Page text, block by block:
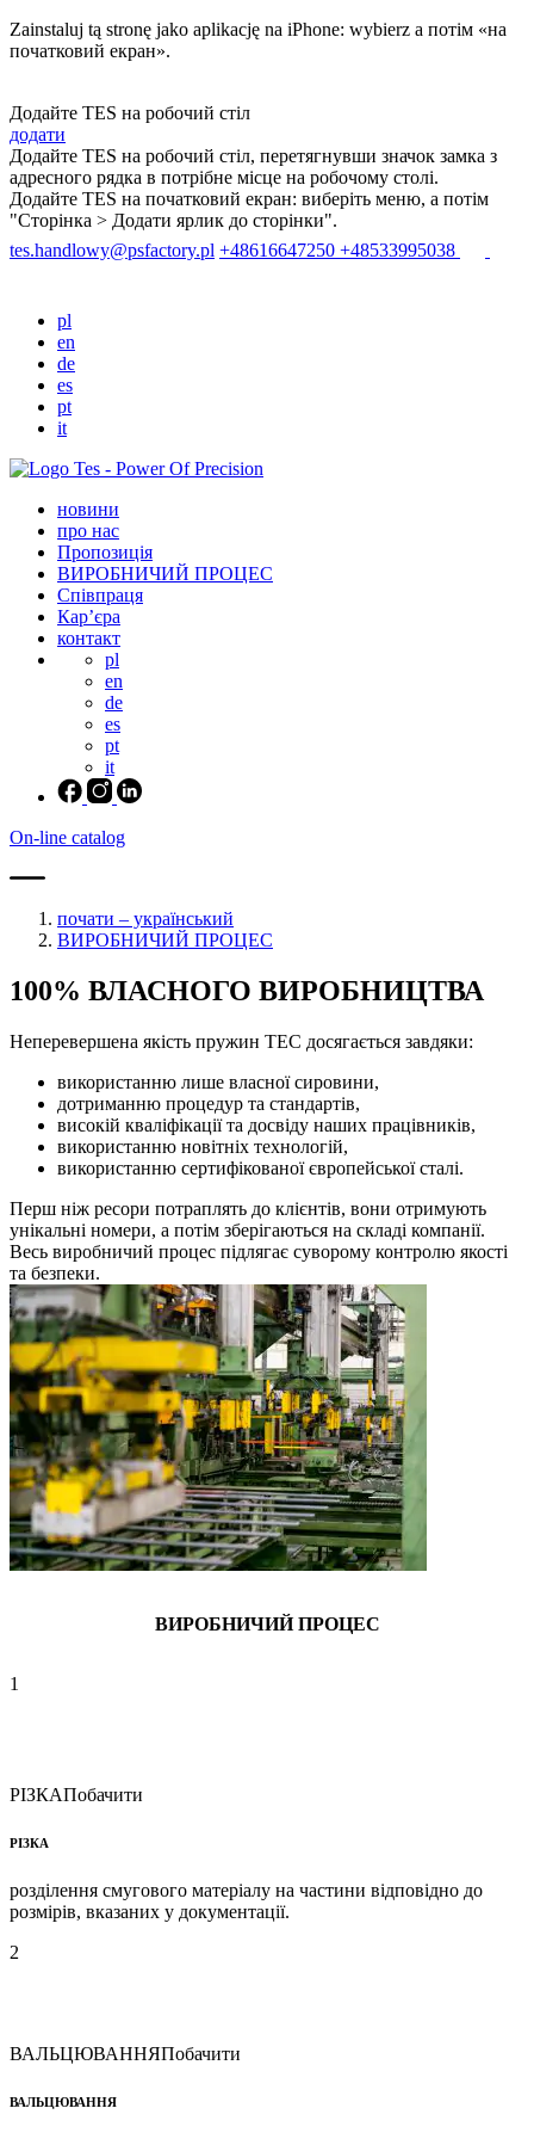
Zainstaluj tą stronę jako aplikację na iPhone: wybierz a потім «на
початковий екран».
Додайте TES на робочий стіл
додати
Додайте ТЕS на робочий стіл, перетягнувши значок замка з
адресного рядка в потрібне місце на робочому столі.
Додайте TES на початковий екран: виберіть меню, а потім
"Сторінка > Додати ярлик до сторінки".
tes.handlowy@psfactory.pl +48616647250 +48533995038
pl
en
de
es
pt
it
новини
про нас
Пропозиція
ВИРОБНИЧИЙ ПРОЦЕС
Співпраця
Кар’єра
контакт
pl
en
de
es
pt
it
On-line catalog
почати – український
ВИРОБНИЧИЙ ПРОЦЕС
100% ВЛАСНОГО ВИРОБНИЦТВА
Неперевершена якість пружин ТЕС досягається завдяки:
використанню лише власної сировини,
дотриманню процедур та стандартів,
високій кваліфікації та досвіду наших працівників,
використанню новітніх технологій,
використанню сертифікованої європейської сталі.
Перш ніж ресори потраплять до клієнтів, вони отримують
унікальні номери, а потім зберігаються на складі компанії.
Весь виробничий процес підлягає суворому контролю якості
та безпеки.
ВИРОБНИЧИЙ ПРОЦЕС
1
РІЗКАПобачити
РІЗКА
розділення смугового матеріалу на частини відповідно до
розмірів, вказаних у документації.
2
ВАЛЬЦЮВАННЯПобачити
ВАЛЬЦЮВАННЯ